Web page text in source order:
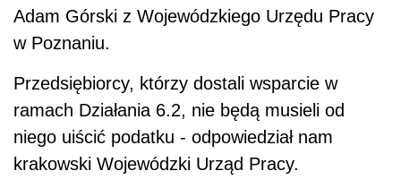
Adam Górski z Wojewódzkiego Urzędu Pracy
w Poznaniu.
Przedsiębiorcy, którzy dostali wsparcie w
ramach Działania 6.2, nie będą musieli od
niego uiścić podatku - odpowiedział nam
krakowski Wojewódzki Urząd Pracy.